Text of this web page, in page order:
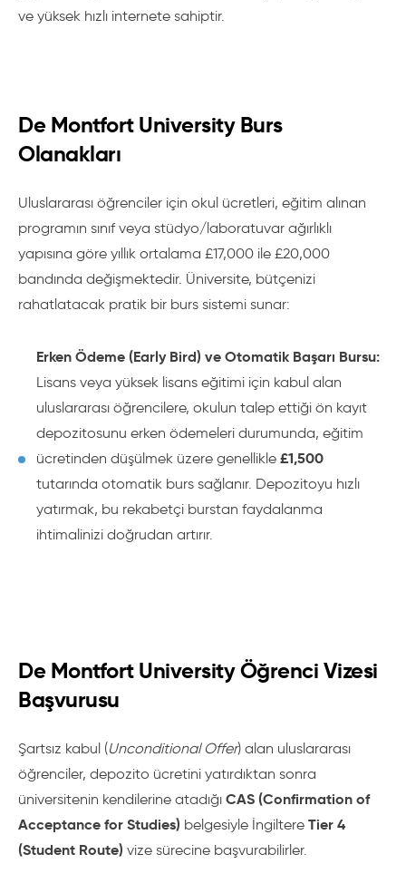
ve yüksek hızlı internete sahiptir.
De Montfort University Burs
Olanakları
Uluslararası öğrenciler için okul ücretleri, eğitim alınan
programın sınıf veya stüdyo/laboratuvar ağırlıklı
yapısına göre yıllık ortalama £17,000 ile £20,000
bandında değişmektedir. Üniversite, bütçenizi
rahatlatacak pratik bir burs sistemi sunar:
Erken Ödeme (Early Bird) ve Otomatik Başarı Bursu:
Lisans veya yüksek lisans eğitimi için kabul alan
uluslararası öğrencilere, okulun talep ettiği ön kayıt
depozitosunu erken ödemeleri durumunda, eğitim
ücretinden düşülmek üzere genellikle £1,500
tutarında otomatik burs sağlanır. Depozitoyu hızlı
yatırmak, bu rekabetçi burstan faydalanma
ihtimalinizi doğrudan artırır.
De Montfort University Öğrenci Vizesi
Başvurusu
Şartsız kabul (Unconditional Offer) alan uluslararası
öğrenciler, depozito ücretini yatırdıktan sonra
üniversitenin kendilerine atadığı CAS (Confirmation of
Acceptance for Studies) belgesiyle İngiltere Tier 4
(Student Route) vize sürecine başvurabilirler.